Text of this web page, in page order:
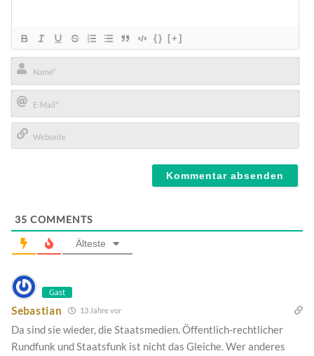
{} [+]
Name*
E-
Mail*
35 COMMENTS
Älteste
Gast
Sebastian 13 Jahre vor
Da sind sie wieder, die Staatsmedien. Öffentlich-rechtlicher
Rundfunk und Staatsfunk ist nicht das Gleiche. Wer anderes